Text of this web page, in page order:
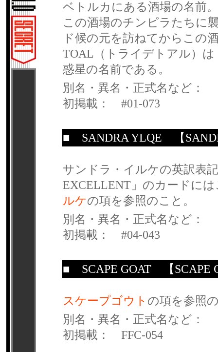
ベトルカにある酒場の名前
この酒場のチンピラたちに
ド候の元を訪ねてからこの
TOAL（トライデトアル）
惑星の名前である。
別名・異名・正式名など：
初掲載： #01-073
■ SANDRA YLQE 【
サンドラ・イルケの英訳表
EXCELLENT」のカードに
ルケの項を参照のこと。
別名・異名・正式名など：
初掲載： #04-043
■ SCAPE GOAT 【SCAPE
スケープゴウト の項を参照
別名・異名・正式名など：
初掲載： FFC-054